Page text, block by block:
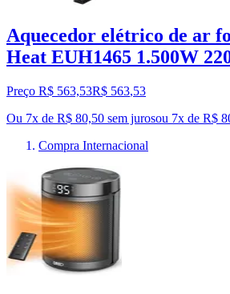
Aquecedor elétrico de ar
Heat EUH1465 1.500W
Preço R$ 563,53R$ 563,53
Ou 7x de R$ 80,50 sem jurosou 7x de R$
Compra Internacional